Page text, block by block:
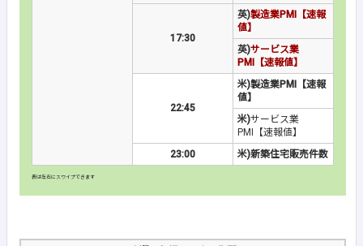
17:30
英)製造業PMI【速報
値】
英)サービス業
PMI【速報値】
22:45
米)製造業PMI【速報
値】
米)サービス業
PMI【速報値】
23:00
米)新築住宅販売件数